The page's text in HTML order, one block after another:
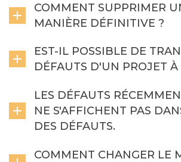
COMMENT SUPPRIMER
MANIÈRE DÉFINITIVE ?
EST-IL POSSIBLE DE
DÉFAUTS D'UN PROJET
LES DÉFAUTS
NE S'AFFICHENT PAS
DES DÉFAUTS.
COMMENT CHANGER LE